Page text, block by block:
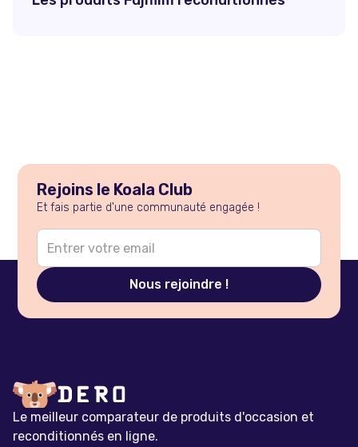
Rejoins le Koala Club
Et fais partie d'une communauté engagée !
Le meilleur comparateur de produits d'occasion et
reconditionnés en ligne.